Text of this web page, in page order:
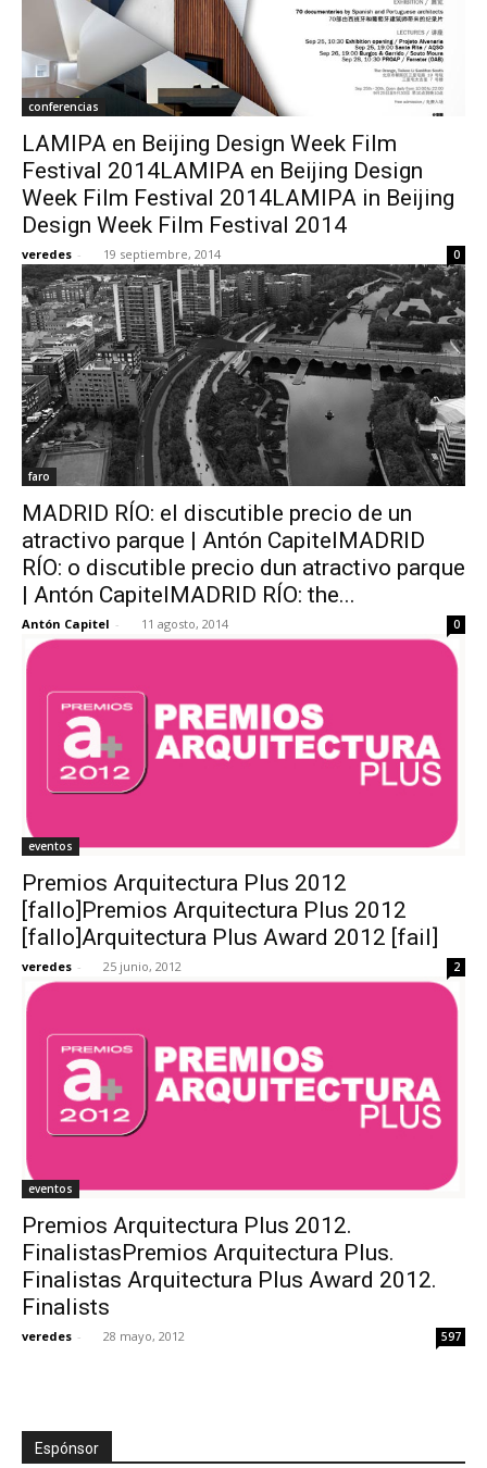
conferencias
LAMIPA en Beijing Design Week Film
Festival 2014LAMIPA en Beijing Design
Week Film Festival 2014LAMIPA in Beijing
Design Week Film Festival 2014
veredes - 19 septiembre, 2014 0
faro
MADRID RÍO: el discutible precio de un
atractivo parque | Antón CapitelMADRID
RÍO: o discutible precio dun atractivo parque
| Antón CapitelMADRID RÍO: the...
Antón Capitel - 11 agosto, 2014 0
eventos
Premios Arquitectura Plus 2012
[fallo]Premios Arquitectura Plus 2012
[fallo]Arquitectura Plus Award 2012 [fail]
veredes - 25 junio, 2012 2
eventos
Premios Arquitectura Plus 2012.
FinalistasPremios Arquitectura Plus.
Finalistas Arquitectura Plus Award 2012.
Finalists
veredes - 28 mayo, 2012 597
Espónsor